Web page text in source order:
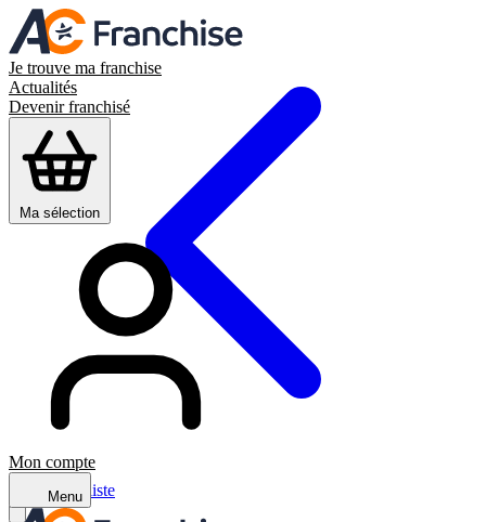
Je trouve ma franchise
Actualités
Devenir franchisé
Ma sélection
Mon compte
Menu
Retour à la liste